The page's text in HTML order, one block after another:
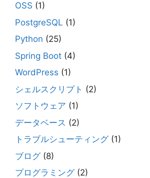
OSS (1)
PostgreSQL (1)
Python (25)
Spring Boot (4)
WordPress (1)
シェルスクリプト (2)
ソフトウェア (1)
データベース (2)
トラブルシューティング(1)
ブログ(8)
プログラミング(2)